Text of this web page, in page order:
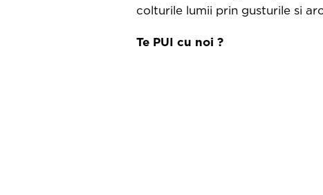
colturile lumii prin gusturile si
Te PUI cu noi ?